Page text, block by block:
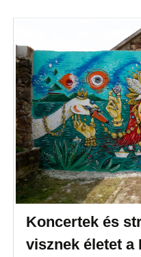
Koncertek és
visznek életet a